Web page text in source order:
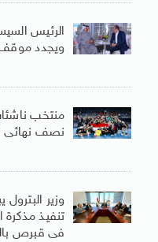
الرئيس
ويجدد موقف
منتخب
نصف نهائى
وزير
تنفيذ مذكرة
فى قبرص